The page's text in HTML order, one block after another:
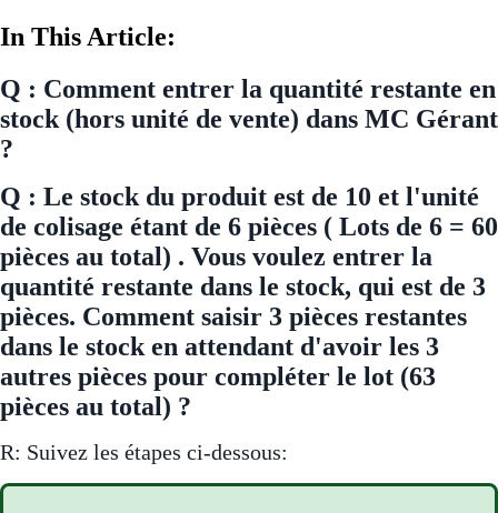
In This Article:
Q : Comment entrer la quantité restante en
stock (hors unité de vente) dans MC Gérant
?
Q : Le stock du produit est de 10 et l'unité
de colisage étant de 6 pièces ( Lots de 6 = 60
pièces au total) . Vous voulez entrer la
quantité restante dans le stock, qui est de 3
pièces. Comment saisir 3 pièces restantes
dans le stock en attendant d'avoir les 3
autres pièces pour compléter le lot (63
pièces au total) ?
R: Suivez les étapes ci-dessous: